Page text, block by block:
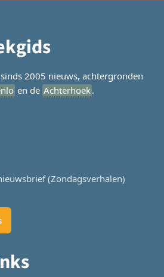
2005 nieuws, achtergronden
en de Achterhoek.
(Zondagsverhalen)